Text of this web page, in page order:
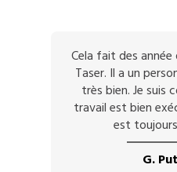
Cela fait des
Taser. Il a un
très bien. Je suis
travail est bien
est
G.